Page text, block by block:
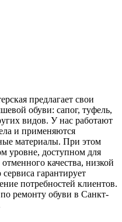
предлагает свои
обуви: сапог, туфель,
видов. У нас работают
и применяются
материалы. При этом
уровне, доступном для
качества, низкой
гарантирует
потребностей клиентов.
ремонту обуви в Санкт-